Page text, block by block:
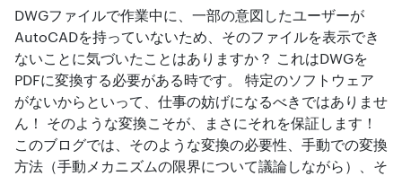
DWGファイルで作業中に、一部の意図したユーザーが
AutoCADを持っていないため、そのファイルを表示でき
ないことに気づいたことはありますか？ これはDWGを
PDFに変換する必要がある時です。 特定のソフトウェア
がないからといって、仕事の妨げになるべきではありませ
ん！ そのような変換こそが、まさにそれを保証します！
このブログでは、そのような変換の必要性、手動での変換
方法（手動メカニズムの限界について議論しながら）、そ